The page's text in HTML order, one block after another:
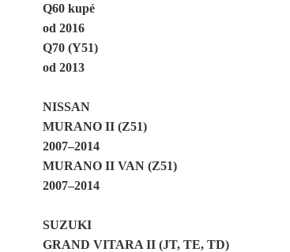
Q60 kupé
od 2016
Q70 (Y51)
od 2013
NISSAN
MURANO II (Z51)
2007–2014
MURANO II VAN (Z51)
2007–2014
SUZUKI
GRAND VITARA II (JT, TE, TD)